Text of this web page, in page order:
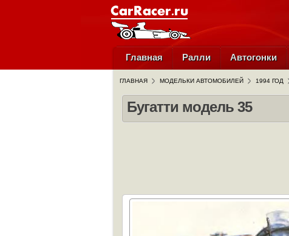
Главная Ралли Автогонки
ГЛАВНАЯ МОДЕЛЬКИ АВТОМОБИЛЕЙ 1994 ГОД
Бугатти модель 35